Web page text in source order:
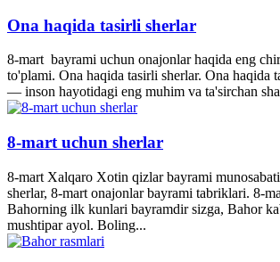
Ona haqida tasirli sherlar
8-mart bayrami uchun onajonlar haqida eng
to'plami. Ona haqida tasirli sherlar. Ona haqida
— inson hayotidagi eng muhim va ta'sirchan
8-mart uchun sherlar
8-mart Xalqaro Xotin qizlar bayrami
sherlar, 8-mart onajonlar bayrami tabriklari. 8-
Bahorning ilk kunlari bayramdir sizga, Bahor
mushtipar ayol. Boling...